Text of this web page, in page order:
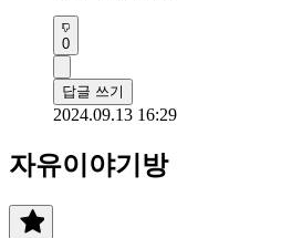
0
답글 쓰기
2024.09.13 16:29
자유이야기방